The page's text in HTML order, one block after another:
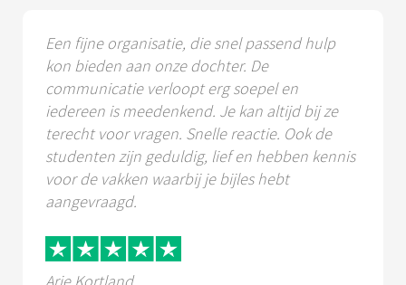
Een fijne organisatie, die snel passend hulp
kon bieden aan onze dochter. De
communicatie verloopt erg soepel en
iedereen is meedenkend. Je kan altijd bij ze
terecht voor vragen. Snelle reactie. Ook de
studenten zijn geduldig, lief en hebben kennis
voor de vakken waarbij je bijles hebt
aangevraagd.